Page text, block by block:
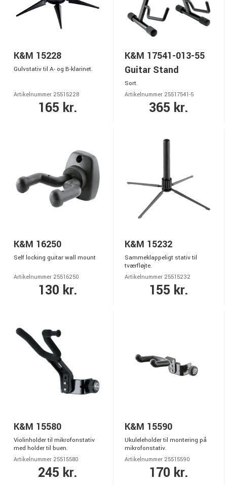
K&M 15228
Gulvstativ til A- og B-klarinet.
Artikelnummer 25515228
165 kr.
K&M 17541-013-55
Guitar Stand
Sort.
Artikelnummer 25517541-5
365 kr.
K&M 16250
Self locking guitar wall mount
Artikelnummer 25516250
130 kr.
K&M 15232
Sammeklappeligt stativ til
tværfløjte.
Artikelnummer 25515232
155 kr.
K&M 15580
Violinholder til mikrofonstativ
med holder til buen.
Artikelnummer 25515580
245 kr.
K&M 15590
Ukuleleholder til montering på
mikrofonstativ.
Artikelnummer 25515590
170 kr.